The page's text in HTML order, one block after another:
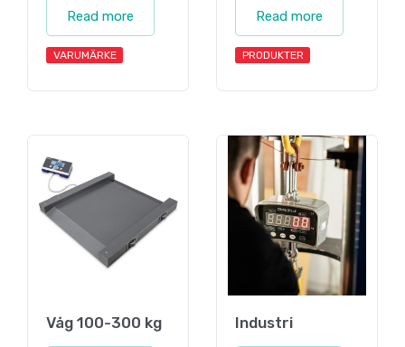
Read more
VARUMÄRKE
Read more
PRODUKTER
Våg 100-300 kg Industri